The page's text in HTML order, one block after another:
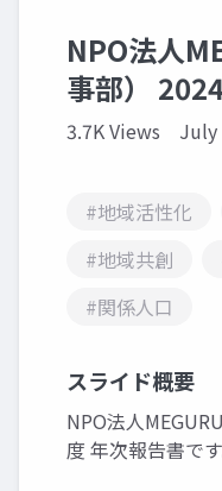
NPO法人
事部）
3.7K Views July
#地域活性化
#地域共創
#関係人口
スライド概要
NPO法人
度 年次報告書です